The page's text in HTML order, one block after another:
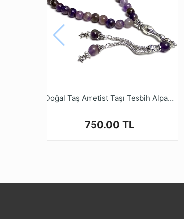
Doğal Taş Ametist Taşı Tesbih Alpaka İmame ve Püskül
750.00 TL